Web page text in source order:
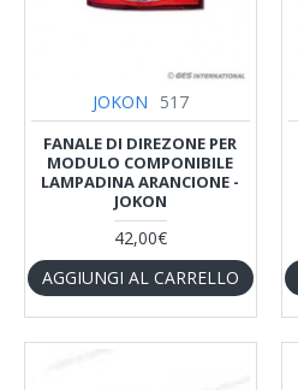
JOKON 517
FANALE DI DIREZONE PER
MODULO COMPONIBILE
LAMPADINA ARANCIONE -
JOKON
42,00€
AGGIUNGI AL CARRELLO